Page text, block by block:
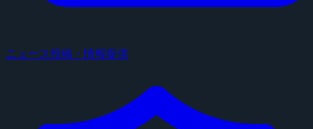
ニュース投稿・情報提供